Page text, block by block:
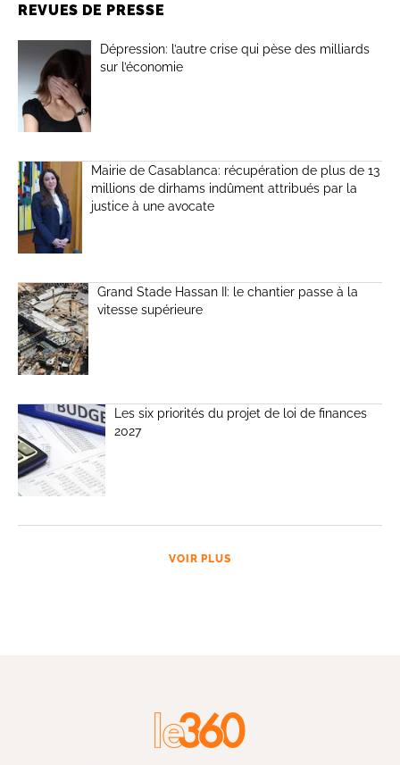
REVUES DE PRESSE
Dépression: l’autre crise qui pèse des milliards
sur l’économie
Mairie de Casablanca: récupération de plus de 13
millions de dirhams indûment attribués par la
justice à une avocate
Grand Stade Hassan II: le chantier passe à la
vitesse supérieure
Les six priorités du projet de loi de finances
2027
VOIR PLUS